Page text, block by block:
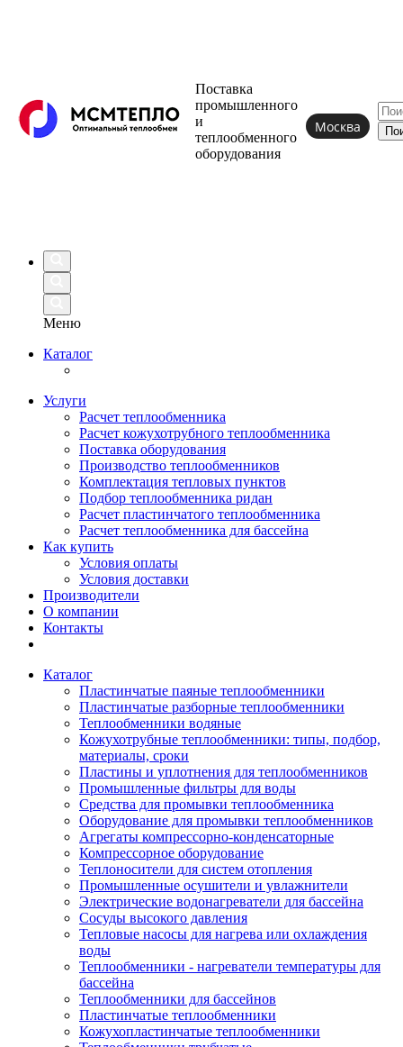
Поставка
промышленного
и
теплообменного
оборудования
Москва
Меню
Каталог
Услуги
Расчет теплообменника
Расчет кожухотрубного теплообменника
Поставка оборудования
Производство теплообменников
Комплектация тепловых пунктов
Подбор теплообменника ридан
Расчет пластинчатого теплообменника
Расчет теплообменника для бассейна
Как купить
Условия оплаты
Условия доставки
Производители
О компании
Контакты
Каталог
Пластинчатые паяные теплообменники
Пластинчатые разборные теплообменники
Теплообменники водяные
Кожухотрубные теплообменники: типы, подбор,
материалы, сроки
Пластины и уплотнения для теплообменников
Промышленные фильтры для воды
Средства для промывки теплообменника
Оборудование для промывки теплообменников
Агрегаты компрессорно-конденсаторные
Компрессорное оборудование
Теплоносители для систем отопления
Промышленные осушители и увлажнители
Электрические водонагреватели для бассейна
Сосуды высокого давления
Тепловые насосы для нагрева или охлаждения
воды
Теплообменники - нагреватели температуры для
бассейна
Теплообменники для бассейнов
Пластинчатые теплообменники
Кожухопластинчатые теплообменники